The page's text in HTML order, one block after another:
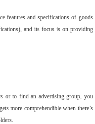
features and specifications of goods
and its focus is on providing
or to find an advertising group, you
more comprehendible when there’s